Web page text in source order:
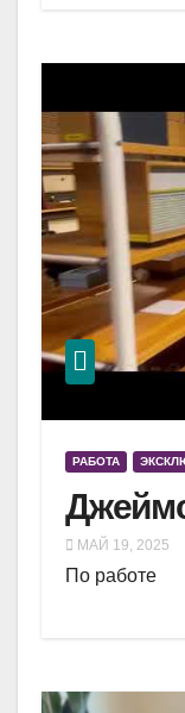
РАБОТА
МАЙ 19, 2025
По работе